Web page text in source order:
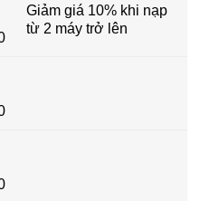
Giảm giá 10% khi nạp
từ 2 máy trở lên